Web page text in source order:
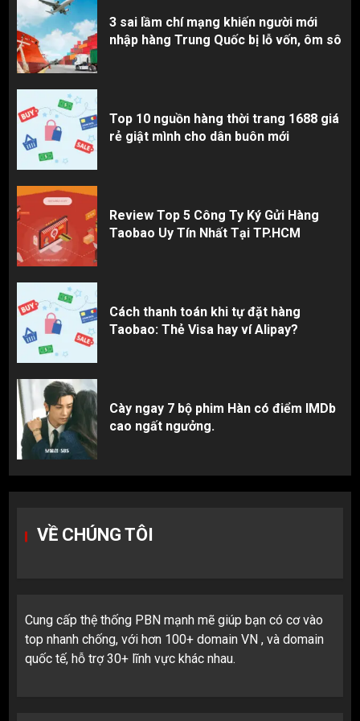
3 sai lầm chí mạng khiến người mới
nhập hàng Trung Quốc bị lỗ vốn, ôm sô
Top 10 nguồn hàng thời trang 1688 giá
rẻ giật mình cho dân buôn mới
Review Top 5 Công Ty Ký Gửi Hàng
Taobao Uy Tín Nhất Tại TP.HCM
Cách thanh toán khi tự đặt hàng
Taobao: Thẻ Visa hay ví Alipay?
Cày ngay 7 bộ phim Hàn có điểm IMDb
cao ngất ngưởng.
VỀ CHÚNG TÔI
Cung cấp thệ thống PBN mạnh mẽ giúp bạn có cơ vào
top nhanh chống, với hơn 100+ domain VN , và domain
quốc tế, hỗ trợ 30+ lĩnh vực khác nhau.